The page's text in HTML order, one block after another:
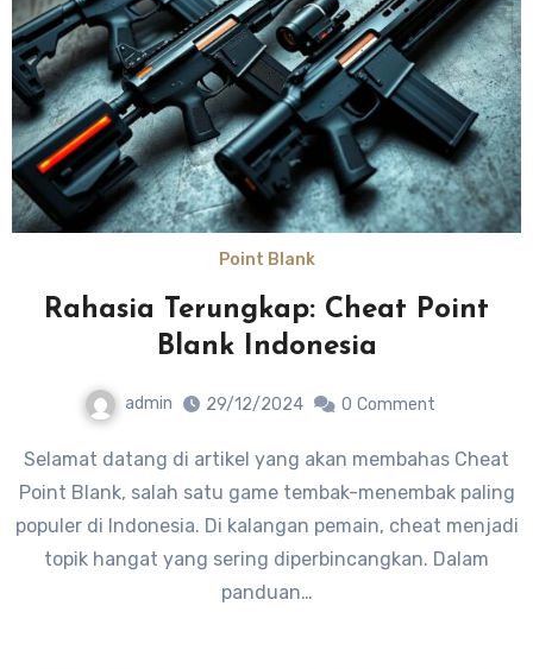
Point Blank
Rahasia Terungkap: Cheat Point
Blank Indonesia
admin 29/12/2024 0 Comment
Selamat datang di artikel yang akan membahas Cheat
Point Blank, salah satu game tembak-menembak paling
populer di Indonesia. Di kalangan pemain, cheat menjadi
topik hangat yang sering diperbincangkan. Dalam
panduan…